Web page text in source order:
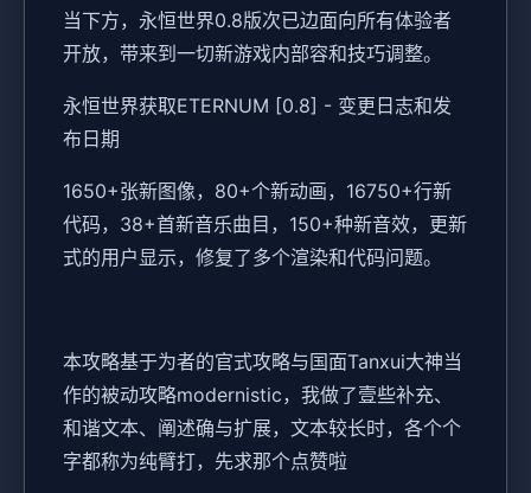
当下方，永恒世界0.8版次已边面向所有体验者
开放，带来到一切新游戏内部容和技巧调整。
永恒世界获取ETERNUM [0.8] - 变更日志和发
布日期
1650+张新图像，80+个新动画，16750+行新
代码，38+首新音乐曲目，150+种新音效，更新
式的用户显示，修复了多个渲染和代码问题。
本攻略基于为者的官式攻略与国面Tanxui大神当
作的被动攻略modernistic，我做了壹些补充、
和谐文本、阐述确与扩展，文本较长时，各个个
字都称为纯臂打，先求那个点赞啦